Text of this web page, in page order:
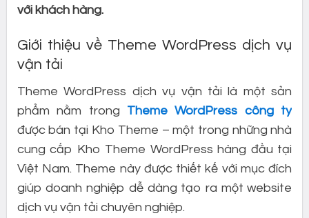
với khách hàng.
Giới thiệu về Theme WordPress dịch vụ
vận tải
Theme WordPress dịch vụ vận tải là một sản
phẩm nằm trong Theme WordPress công ty
được bán tại Kho Theme – một trong những nhà
cung cấp Kho Theme WordPress hàng đầu tại
Việt Nam. Theme này được thiết kế với mục đích
giúp doanh nghiệp dễ dàng tạo ra một website
dịch vụ vận tải chuyên nghiệp.